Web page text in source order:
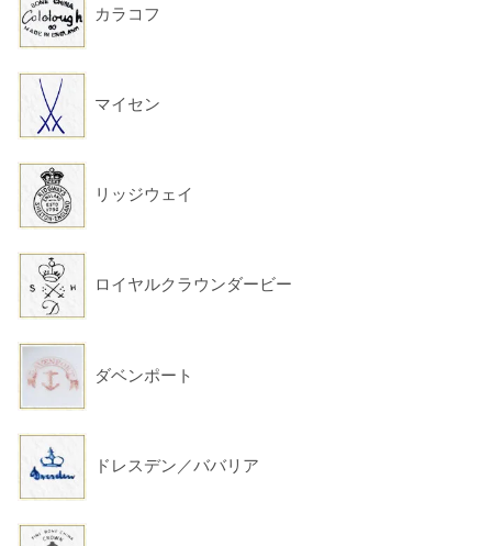
カラコフ
マイセン
リッジウェイ
ロイヤルクラウンダービー
ダベンポート
ドレスデン／ババリア